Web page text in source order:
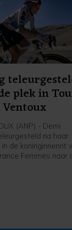
plek in
(ANP) - Demi
na haar
de koninginnenrit
Femmes naar